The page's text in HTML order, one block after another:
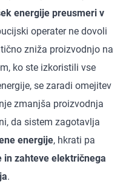
energije preusmeri v
operater ne dovoli
zniža proizvodnjo na
ko ste izkoristili vse
se zaradi omejitev
zmanjša proizvodnja
da sistem zagotavlja
energije, hkrati pa
zahteve električnega
.